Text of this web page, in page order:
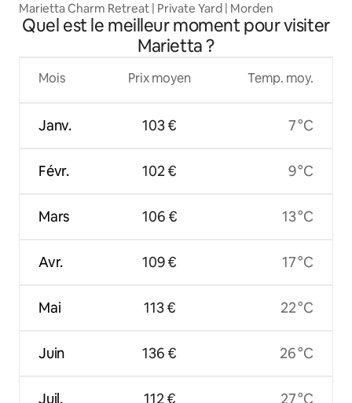
Marietta Charm Retreat | Private Yard | Morden
Quel est le meilleur moment pour visiter
Marietta ?
Mois
Janv.
Févr.
Mars
Avr.
Mai
Juin
Juil.
Prix moyen
103 €
102 €
106 €
109 €
113 €
136 €
112 €
Temp. moy.
7 °C
9 °C
13 °C
17 °C
22 °C
26 °C
27 °C